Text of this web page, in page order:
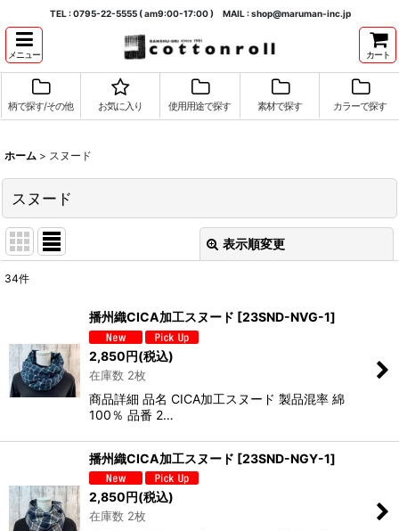
TEL : 0795-22-5555 ( am9:00-17:00 ) MAIL : shop@maruman-inc.jp
メニュー カート
柄で探す/その他 お気に入り 使用用途で探す 素材で探す カラーで探す
ホーム > スヌード
スヌード
表示順変更
並び順:
絞り込む
34件
播州織CICA加工スヌード [23SND-NVG-1]
2,850円(税込)
在庫数 2枚
商品詳細 品名 CICA加工スヌード 製品混率 綿
100％ 品番 2…
播州織CICA加工スヌード [23SND-NGY-1]
2,850円(税込)
在庫数 2枚